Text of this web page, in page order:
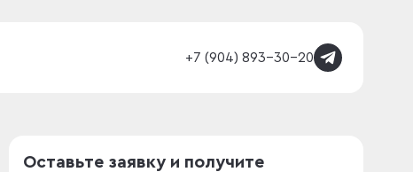
+7 (904) 893-30-20
Оставьте заявку и получите